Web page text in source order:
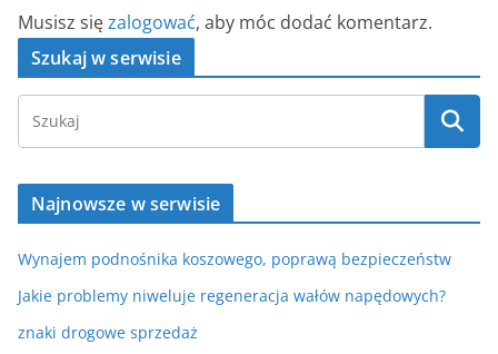
Musisz sięzalogować, aby móc dodać komentarz.
Szukaj w serwisie
Najnowsze w serwisie
Wynajem podnośnika koszowego, poprawą bezpieczeństw
Jakie problemy niweluje regeneracja wałów napędowych?
znaki drogowe sprzedaż